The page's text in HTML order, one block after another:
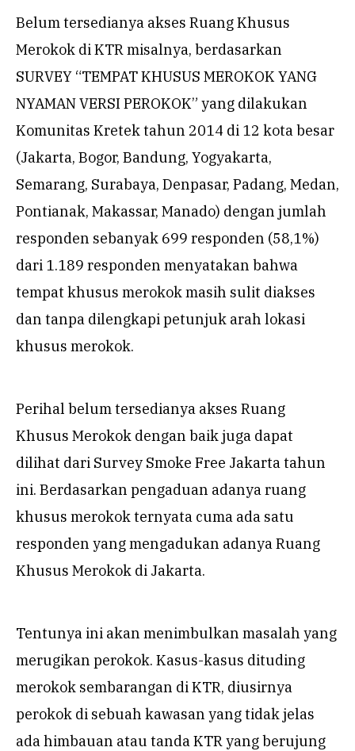
Belum tersedianya akses Ruang Khusus
Merokok di KTR misalnya, berdasarkan
SURVEY “TEMPAT KHUSUS MEROKOK YANG
NYAMAN VERSI PEROKOK” yang dilakukan
Komunitas Kretek tahun 2014 di 12 kota besar
(Jakarta, Bogor, Bandung, Yogyakarta,
Semarang, Surabaya, Denpasar, Padang, Medan,
Pontianak, Makassar, Manado) dengan jumlah
responden sebanyak 699 responden (58,1%)
dari 1.189 responden menyatakan bahwa
tempat khusus merokok masih sulit diakses
dan tanpa dilengkapi petunjuk arah lokasi
khusus merokok.
Perihal belum tersedianya akses Ruang
Khusus Merokok dengan baik juga dapat
dilihat dari Survey Smoke Free Jakarta tahun
ini. Berdasarkan pengaduan adanya ruang
khusus merokok ternyata cuma ada satu
responden yang mengadukan adanya Ruang
Khusus Merokok di Jakarta.
Tentunya ini akan menimbulkan masalah yang
merugikan perokok. Kasus-kasus dituding
merokok sembarangan di KTR, diusirnya
perokok di sebuah kawasan yang tidak jelas
ada himbauan atau tanda KTR yang berujung